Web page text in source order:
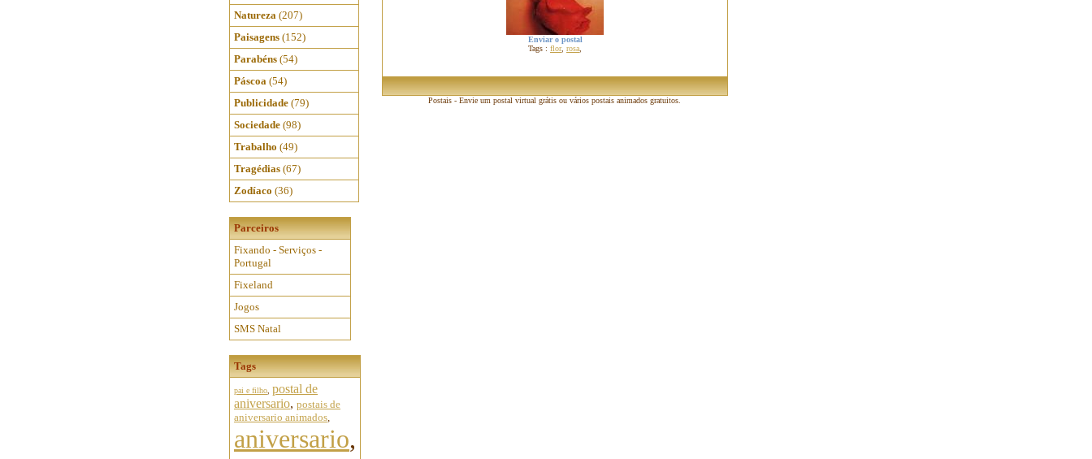
Natureza (207)
Paisagens (152)
Parabéns (54)
Páscoa (54)
Publicidade (79)
Sociedade (98)
Trabalho (49)
Tragédias (67)
Zodíaco (36)
Parceiros
Fixando - Serviços -
Portugal
Fixeland
Jogos
SMS Natal
Tags
pai e filho postal de
aniversario, postais de
aniversario animados,
aniversario,
Enviar o postal
Tags : flor, rosa
Postais - Envie um postal virtual grátis ou vários postais animados gratuitos.